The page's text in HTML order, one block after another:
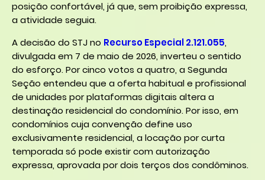
posição confortável, já que, sem proibição expressa,
a atividade seguia.
A decisão do STJ no Recurso Especial 2.121.055,
divulgada em 7 de maio de 2026, inverteu o sentido
do esforço. Por cinco votos a quatro, a Segunda
Seção entendeu que a oferta habitual e profissional
de unidades por plataformas digitais altera a
destinação residencial do condomínio. Por isso, em
condomínios cuja convenção define uso
exclusivamente residencial, a locação por curta
temporada só pode existir com autorização
expressa, aprovada por dois terços dos condôminos.